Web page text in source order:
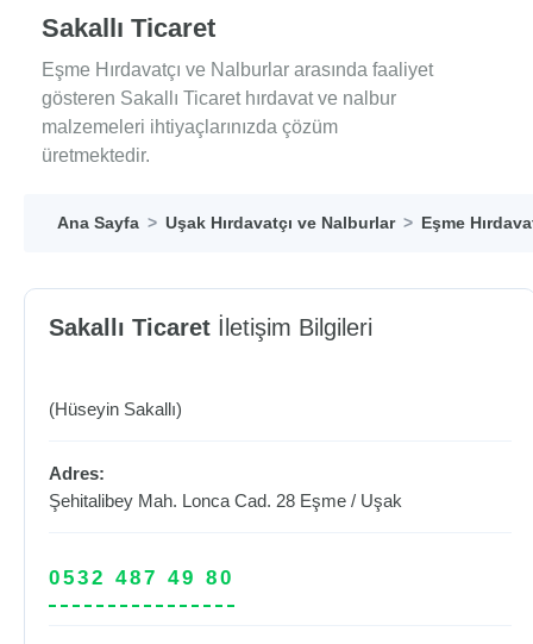
Sakallı Ticaret
Eşme Hırdavatçı ve Nalburlar arasında faaliyet
gösteren Sakallı Ticaret hırdavat ve nalbur
malzemeleri ihtiyaçlarınızda çözüm
üretmektedir.
Ana Sayfa Uşak Hırdavatçı ve Nalburlar Eşme
Sakallı Ticaret İletişim Bilgileri
(Hüseyin Sakallı)
Adres:
Şehitalibey Mah. Lonca Cad. 28 Eşme / Uşak
0532 487 49 80